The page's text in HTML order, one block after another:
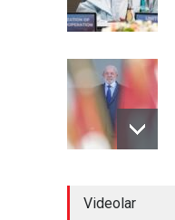
Videolar